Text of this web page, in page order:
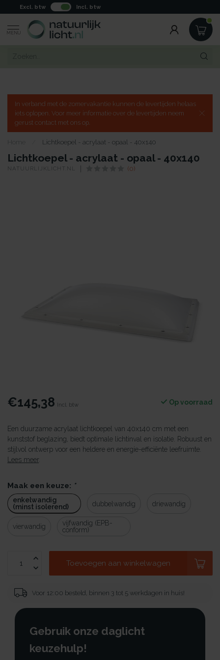
Excl. btw Incl. btw
MENU
In verband met de zomervakantie kunnen de levertijden helaas
iets oplopen. Voor meer informatie over de levertijden neem
gerust contact met ons op.
Home Lichtkoepel - acrylaat - opaal - 40x140
Lichtkoepel - acrylaat - opaal - 40x140
NATUURLIJKLICHT.NL (0)
€145,38 Incl. btw Op voorraad
Een duurzame acrylaat lichtkoepel van 40x140 cm met een
kunststof beglazing, biedt optimale lichtinval en isolatie. Robuust en
stijlvol ontwerp voor een heldere en energie-efficiënte leefruimte.
Lees meer.
Maak een keuze: *
enkelwandig
(minst isolerend)
dubbelwandig driewandig
vierwandig
vijfwandig (EPB-
conform)
Toevoegen aan winkelwagen
Voor 12:00 besteld, binnen 3 tot 5 werkdagen in huis!
Gebruik onze daglicht
keuzehulp!